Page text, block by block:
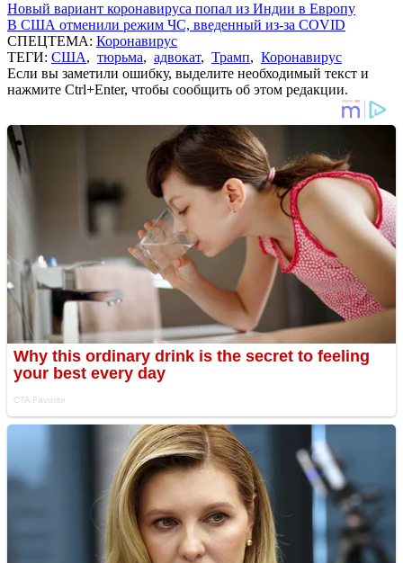
Новый вариант коронавируса попал из Индии в Европу
В США отменили режим ЧС, введенный из-за COVID
СПЕЦТЕМА: Коронавирус
ТЕГИ: США, тюрьма, адвокат, Трамп, Коронавирус
Если вы заметили ошибку, выделите необходимый текст и
нажмите Ctrl+Enter, чтобы сообщить об этом редакции.